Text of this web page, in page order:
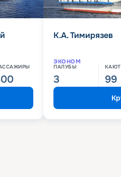
К.А. Тимирязев
ЭКОНОМ
ПАЛУБЫ
3 99